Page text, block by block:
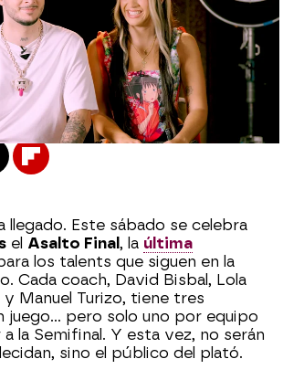
julio de 2025, 16:03
Flipboard
llegado. Este sábado se celebra
el Asalto Final , la última
los talents que siguen en la
Cada coach, David Bisbal, Lola
y Manuel Turizo, tiene tres
juego… pero solo uno por equipo
la Semifinal. Y esta vez, no serán
sino el público del plató.